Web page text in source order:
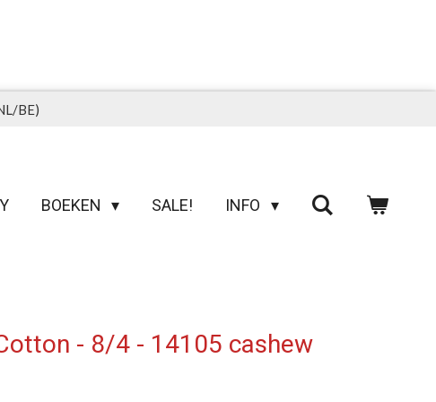
BE)
BOEKEN SALE! INFO
- 8/4 - 14105 cashew